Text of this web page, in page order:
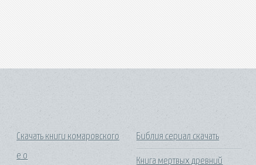
Скачать книги комаровского
е о
Библия сериал скачать
Книга мертвых древний